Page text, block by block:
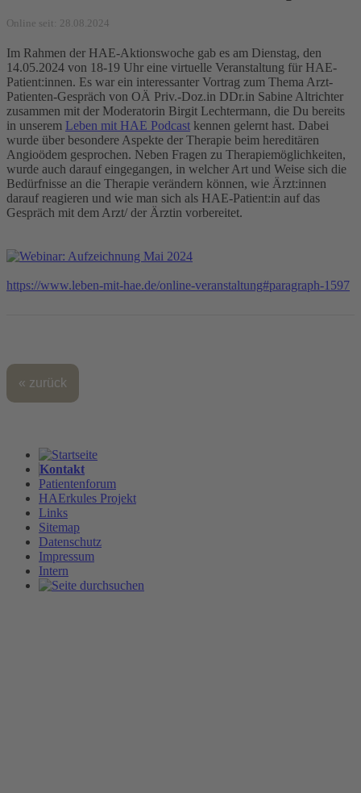
Online seit: 28.08.2024
Im Rahmen der HAE-Aktionswoche gab es am Dienstag, den
14.05.2024 von 18-19 Uhr eine virtuelle Veranstaltung für HAE-
Patient:innen. Es war ein interessanter Vortrag zum Thema Arzt-
Patienten-Gespräch von OÄ Priv.-Doz.in DDr.in Sabine Altrichter
zusammen mit der Moderatorin Birgit Lechtermann, die Du bereits
in unserem Leben mit HAE Podcast kennen gelernt hast. Dabei
wurde über besondere Aspekte der Therapie beim hereditären
Angioödem gesprochen. Neben Fragen zu Therapiemöglichkeiten,
wurde auch darauf eingegangen, in welcher Art und Weise sich die
Bedürfnisse an die Therapie verändern können, wie Ärzt:innen
darauf reagieren und wie man sich als HAE-Patient:in auf das
Gespräch mit dem Arzt/ der Ärztin vorbereitet.
https://www.leben-mit-hae.de/online-veranstaltung#paragraph-1597
« zurück
Kontakt
Patientenforum
HAErkules Projekt
Links
Sitemap
Datenschutz
Impressum
Intern